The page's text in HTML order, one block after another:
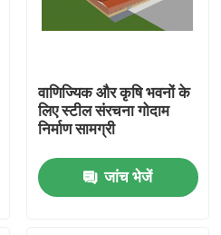
वाणिज्यिक और कृषि भवनों के
लिए स्टील संरचना गोदाम
निर्माण सामग्री
जांच भेजें